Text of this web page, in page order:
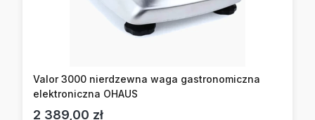
Valor 3000 nierdzewna waga gastronomiczna
elektroniczna OHAUS
Cena
2 389,00 zł